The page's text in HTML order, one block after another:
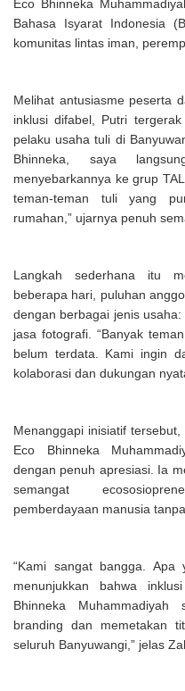
Eco Bhinneka
Bahasa Isyarat Indonesia
komunitas lintas iman,
Melihat antusiasme peserta
inklusi difabel, Putri
pelaku usaha tuli di
Bhinneka, saya
menyebarkannya ke grup
teman-teman tuli yang
rumahan,” ujarnya penuh
Langkah sederhana itu
beberapa hari, puluhan
dengan berbagai jenis
jasa fotografi. “Banyak
belum terdata. Kami ingin
kolaborasi dan dukungan
Menanggapi inisiatif
Eco Bhinneka
dengan penuh apresiasi. Ia
semangat
pemberdayaan manusia
“Kami sangat bangga. Apa
menunjukkan bahwa
Bhinneka
branding dan memetakan
seluruh Banyuwangi,” jelas